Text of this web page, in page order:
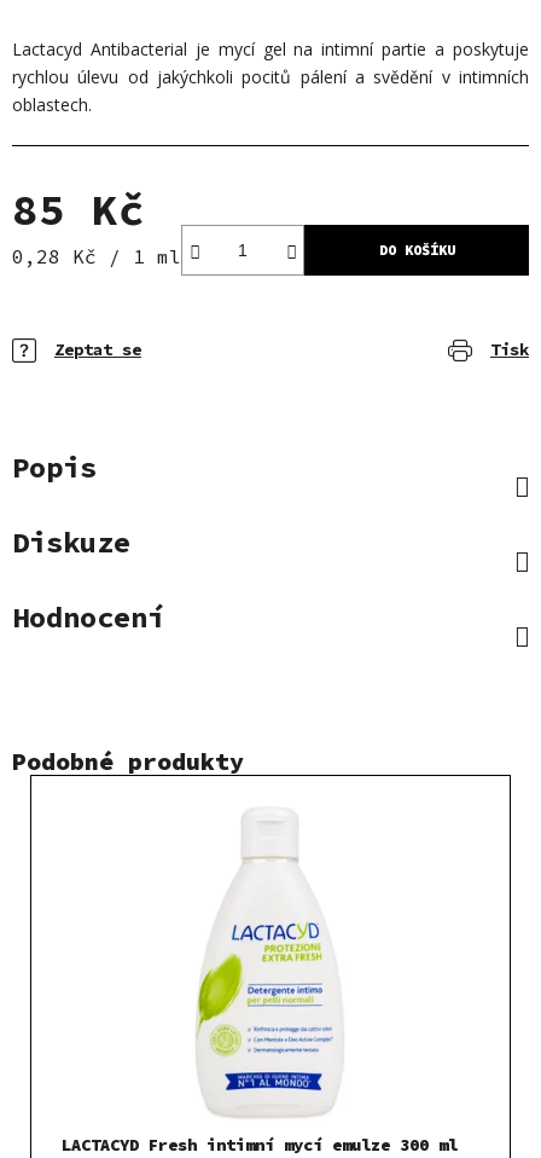
Lactacyd Antibacterial je mycí gel na intimní partie a poskytuje
rychlou úlevu od jakýchkoli pocitů pálení a svědění v intimních
oblastech.
85 Kč
Měrná cena:
0,28 Kč / 1 ml DO KOŠÍKU
Tisk
Zeptat se
Popis
Diskuze
Hodnocení
Podobné produkty
LACTACYD Fresh intimní mycí emulze 300 ml